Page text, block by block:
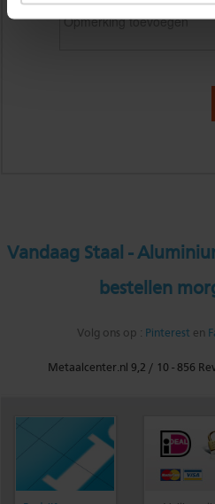
Vandaag Staal -
bestellen
Volg ons op : Pinterest en
Metaalcenter.nl 9,2 / 10 -856